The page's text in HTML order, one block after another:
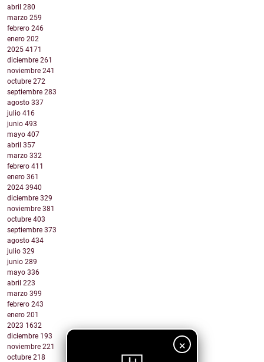
×
abril 280
marzo 259
febrero 246
enero 202
2025 4171
diciembre 261
noviembre 241
octubre 272
septiembre 283
agosto 337
julio 416
junio 493
mayo 407
abril 357
marzo 332
febrero 411
enero 361
2024 3940
diciembre 329
noviembre 381
octubre 403
septiembre 373
agosto 434
julio 329
junio 289
mayo 336
abril 223
marzo 399
febrero 243
enero 201
2023 1632
diciembre 193
noviembre 221
octubre 218